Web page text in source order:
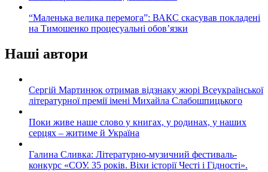
“Маленька велика перемога”: ВАКС скасував покладені
на Тимошенко процесуальні обов’язки
Наші автори
Сергій Мартинюк отримав відзнаку жюрі Всеукраїнської
літературної премії імені Михайла Слабошпицького
Поки живе наше слово у книгах, у родинах, у наших
серцях – житиме й Україна
Галина Сливка: Літературно-музичний фестиваль-
конкурс «СОУ. 35 років. Віхи історії Честі і Гідності».